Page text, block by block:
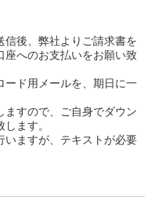
後、弊社よりご請求書を
座へのお支払いをお願い致
ド用メールを、期日に一
ますので、ご自身でダウン
ます。
ますが、テキストが必要